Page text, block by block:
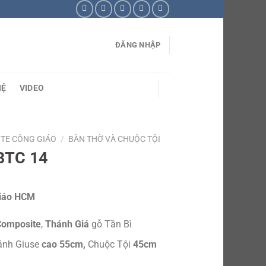
ĐĂNG NHẬP
VIDEO
CÔNG GIÁO / BÀN THỜ VÀ CHUỘC TỘI
14
HCM
, Thánh Giá gỗ Tần Bì
Giuse cao 55cm, Chuộc Tội 45cm